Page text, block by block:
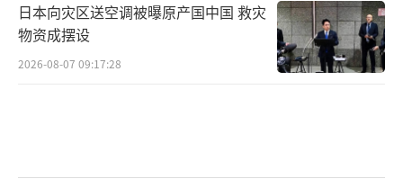
日本向灾区送空调被曝原产国中国 救灾
物资成摆设
2026-08-07 09:17:28